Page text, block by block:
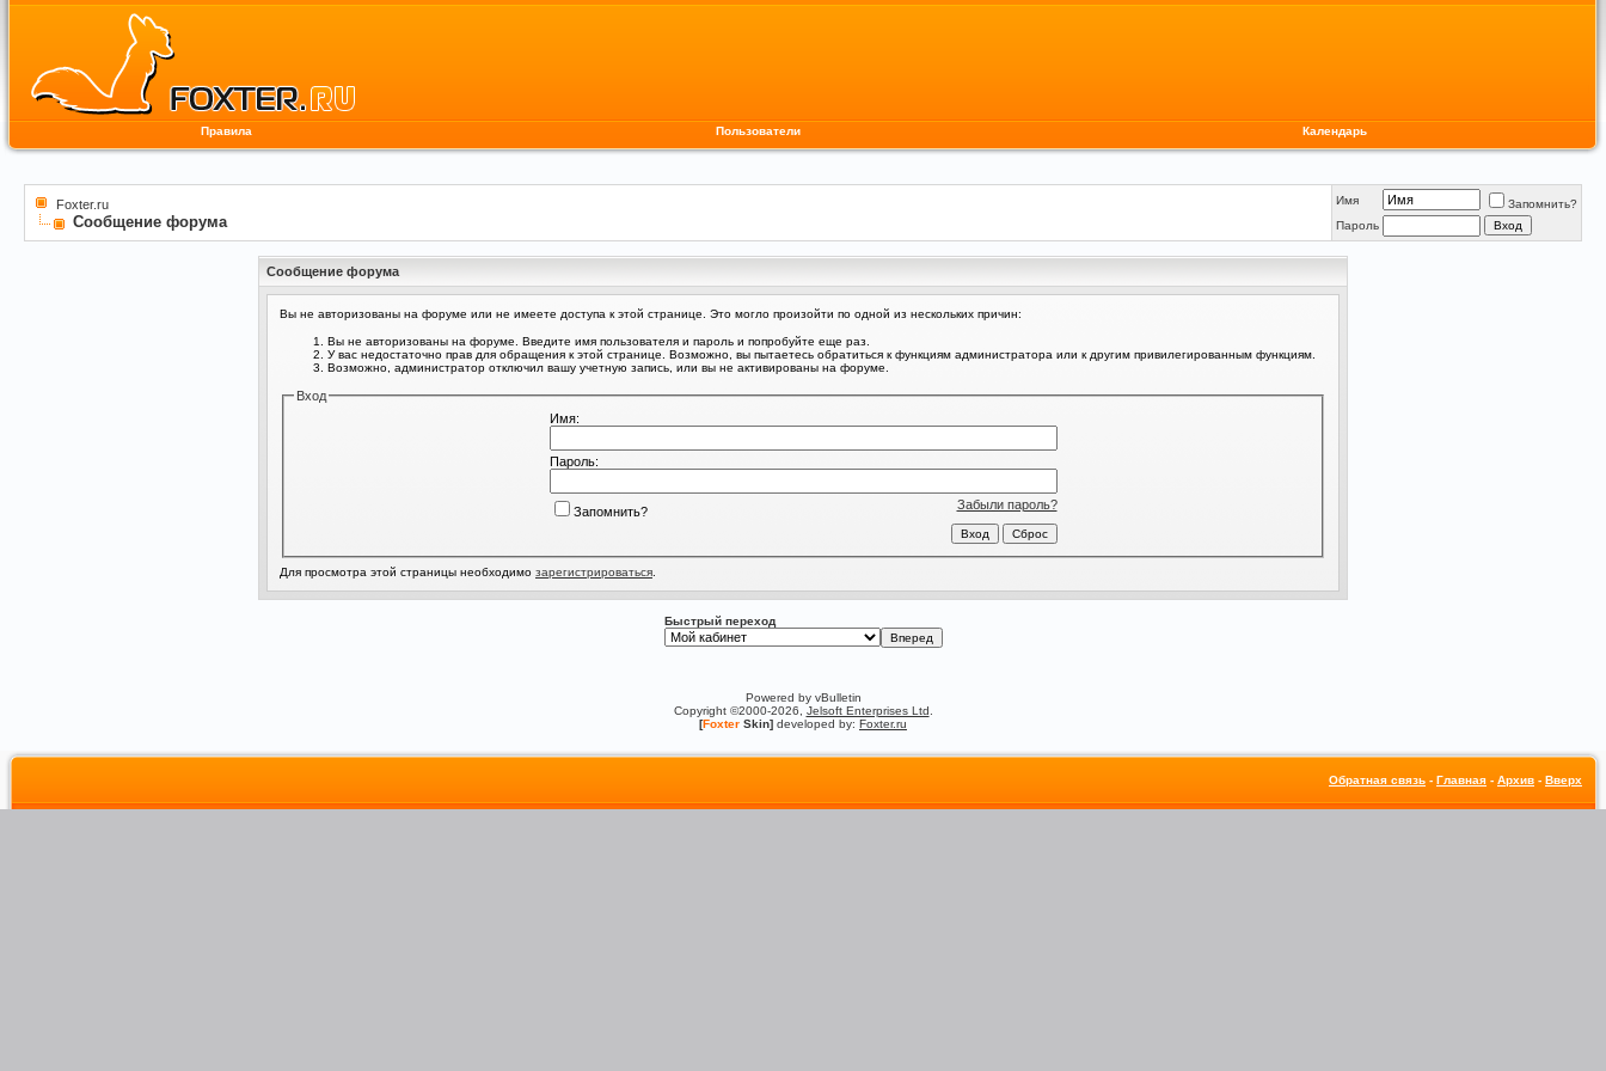
Правила Пользователи Календарь
Foxter.ru
Сообщение форума
Имя
Запомнить?
Пароль
Сообщение форума
Вы не авторизованы на форуме или не имеете доступа к этой странице. Это могло произойти по одной из нескольких причин:
Вы не авторизованы на форуме. Введите имя пользователя и пароль и попробуйте еще раз.
У вас недостаточно прав для обращения к этой странице. Возможно, вы пытаетесь обратиться к функциям администратора или к другим привилегированным функциям.
Возможно, администратор отключил вашу учетную запись, или вы не активированы на форуме.
Вход
Имя:
Пароль:
Забыли пароль?
Запомнить?
Для просмотра этой страницы необходимо зарегистрироваться
Быстрый переход
Powered by vBulletin
Copyright ©2000-2026, Jelsoft Enterprises Ltd
[Foxter Skin] developed by: Foxter.ru
Обратная связь - Главная - Архив - Вверх